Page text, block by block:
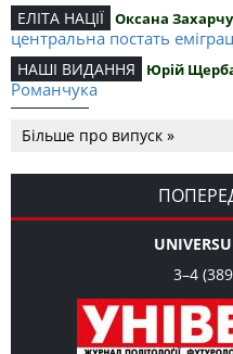
ЕЛІТА НАЦІЇ Оксана
центральна постать
НАШІ ВИДАННЯ Юрій
Романчука
Романчука
Editorial Oleh K. Romanchuk
уособлення української
Більше про випуск »
3–4